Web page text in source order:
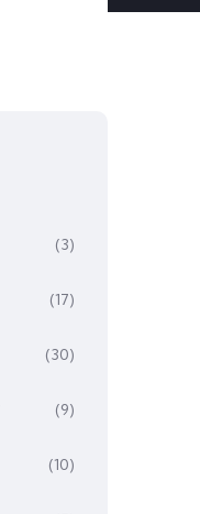
(3)
(17)
(30)
(9)
(10)